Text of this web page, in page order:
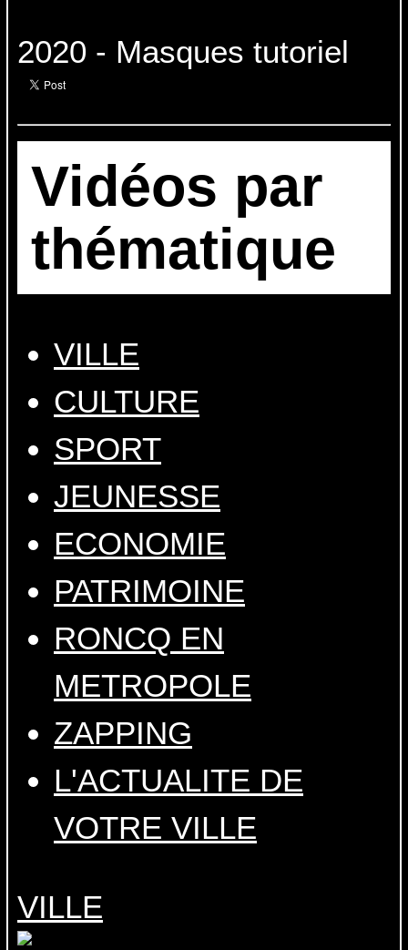
2020 - Masques tutoriel
Vidéos par
thématique
VILLE
CULTURE
SPORT
JEUNESSE
ECONOMIE
PATRIMOINE
RONCQ EN
METROPOLE
ZAPPING
L'ACTUALITE DE
VOTRE VILLE
VILLE